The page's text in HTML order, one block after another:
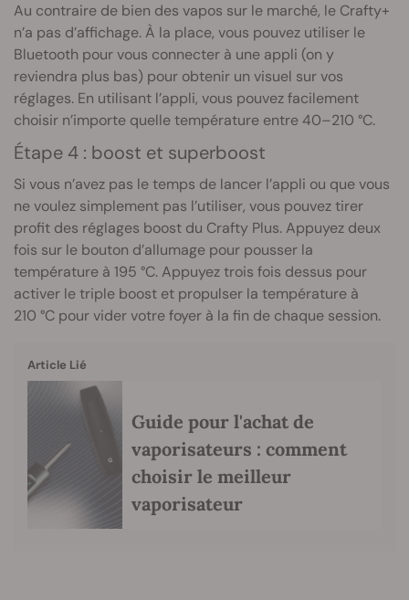
Au contraire de bien des vapos sur le marché, le Crafty+
n’a pas d’affichage. À la place, vous pouvez utiliser le
Bluetooth pour vous connecter à une appli (on y
reviendra plus bas) pour obtenir un visuel sur vos
réglages. En utilisant l’appli, vous pouvez facilement
choisir n’importe quelle température entre 40–210 °C.
Étape 4 : boost et superboost
Si vous n’avez pas le temps de lancer l’appli ou que vous
ne voulez simplement pas l’utiliser, vous pouvez tirer
profit des réglages boost du Crafty Plus. Appuyez deux
fois sur le bouton d’allumage pour pousser la
température à 195 °C. Appuyez trois fois dessus pour
activer le triple boost et propulser la température à
210 °C pour vider votre foyer à la fin de chaque session.
Article Lié
Guide pour l'achat de
vaporisateurs : comment
choisir le meilleur
vaporisateur